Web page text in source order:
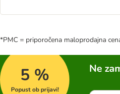
*PMC = priporočena maloprodajna
5 %
Popust ob prijavi!
Ne